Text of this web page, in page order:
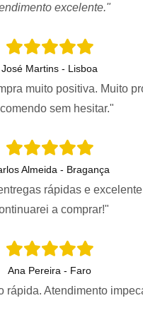
excelente."
José Martins - Lisboa
muito positiva. Muito
sem hesitar."
Almeida - Bragança
rápidas e
a comprar!"
Ana Pereira - Faro
rápida. Atendimento